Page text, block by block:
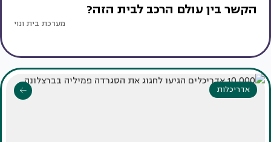
הקשר בין עולם הרכב לבית הזה?
מערכת בית ונוי
אדריכלות